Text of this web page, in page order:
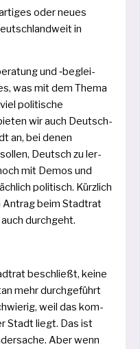
oder neu­es
in
und ‑beglei­
was mit dem Thema
poli­ti­sche
wir auch Deutsch-
an, bei denen
Deutsch zu ler­
mit Demos und
poli­tisch. Kürzlich
Antrag beim Stadtrat
durchgeht.
beschließt, kei­ne
mehr durch­ge­führt
weil das kom­
Stadt liegt. Das ist
Aber wenn